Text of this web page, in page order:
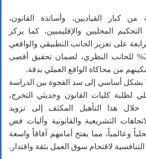
من كبار القياديين، وأساتذة القانون،
التحكيم المحليين والإقليميين، كما يركز
على تعزيز الجانب التطبيقي والواقعي
بنسبة 80% مقابل 20% للجانب النظري، لضمان تحقيق أقصى
من محاكاة الواقع العملي بدقة.
بشكل أساسي إلى سد الفجوة بين الدراسة
لطلبة كليات القانون وحديثي التخرج،
هذا التأهيل المكثف إلى تزويد
التشريعية والقانونية وآليات فض
وعالمياً، مما يفتح أمامهم آفاقاً واسعة
لاقتحام سوق العمل بثقة واقتدار.